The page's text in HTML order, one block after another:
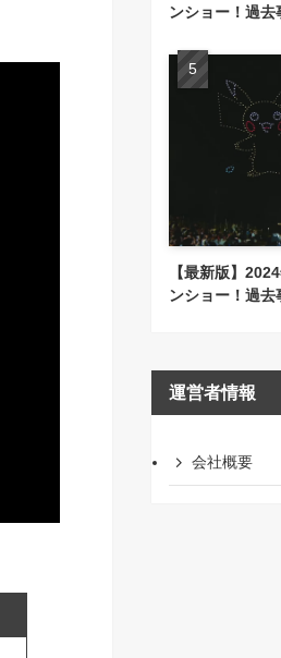
ンショー！過去
【最新版】
ンショー！過去
運営者情報
会社概要